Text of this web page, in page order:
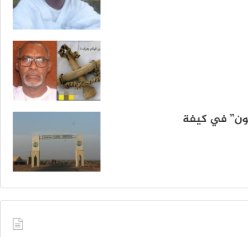
في كيفة